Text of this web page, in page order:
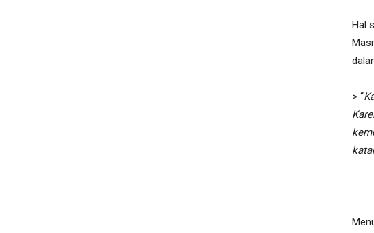
Hal
> “